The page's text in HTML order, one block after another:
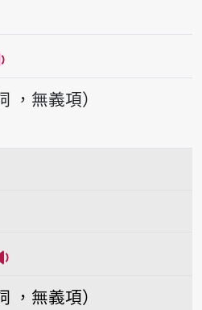
放音讀siān-sim
，無義項）
，無義項）